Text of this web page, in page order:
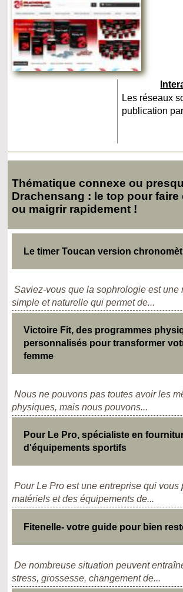
Les réseaux
publication
Thématique connexe ou
Drachensang : le top pour faire
ou maigrir rapidement !
Le timer Toucan version
Saviez-vous que la sophrologie est une
simple et naturelle qui permet de...
Victoire Fit, des programmes
personnalisés pour transformer
femme
Nous ne pouvons pas toutes avoir les
physiques, mais nous pouvons...
Pour Le Pro, spécialiste en
d'équipements sportifs
Pour Le Pro est une entreprise qui vous
matériels et des équipements de...
Fitenelle- votre guide pour bien
De nombreuse situation peuvent
stress, grossesse, changement de...